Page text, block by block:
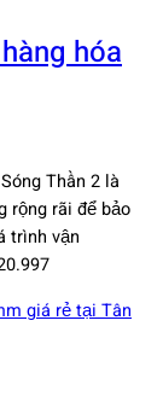
hóa
Thần 2 là
rộng rãi để bảo
trình vận